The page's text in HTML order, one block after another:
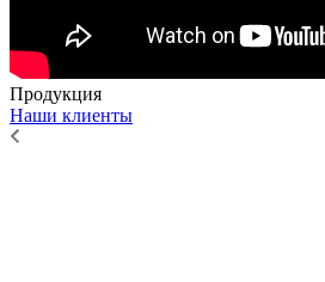
Продукция
Наши клиенты